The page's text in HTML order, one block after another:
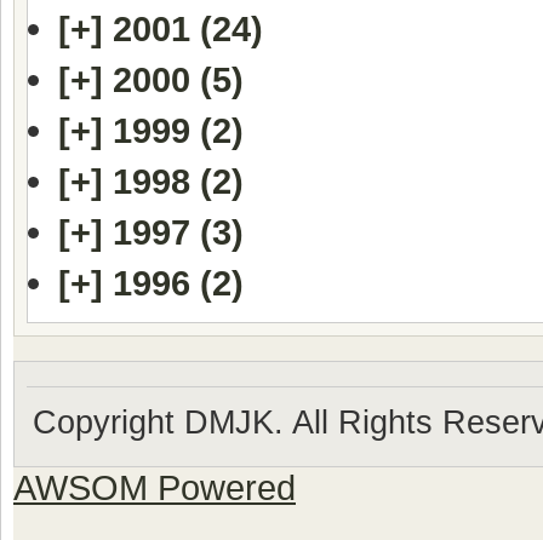
[+] 2001 (24)
[+] 2000 (5)
[+] 1999 (2)
[+] 1998 (2)
[+] 1997 (3)
[+] 1996 (2)
Copyright DMJK. All Rights
AWSOM Powered